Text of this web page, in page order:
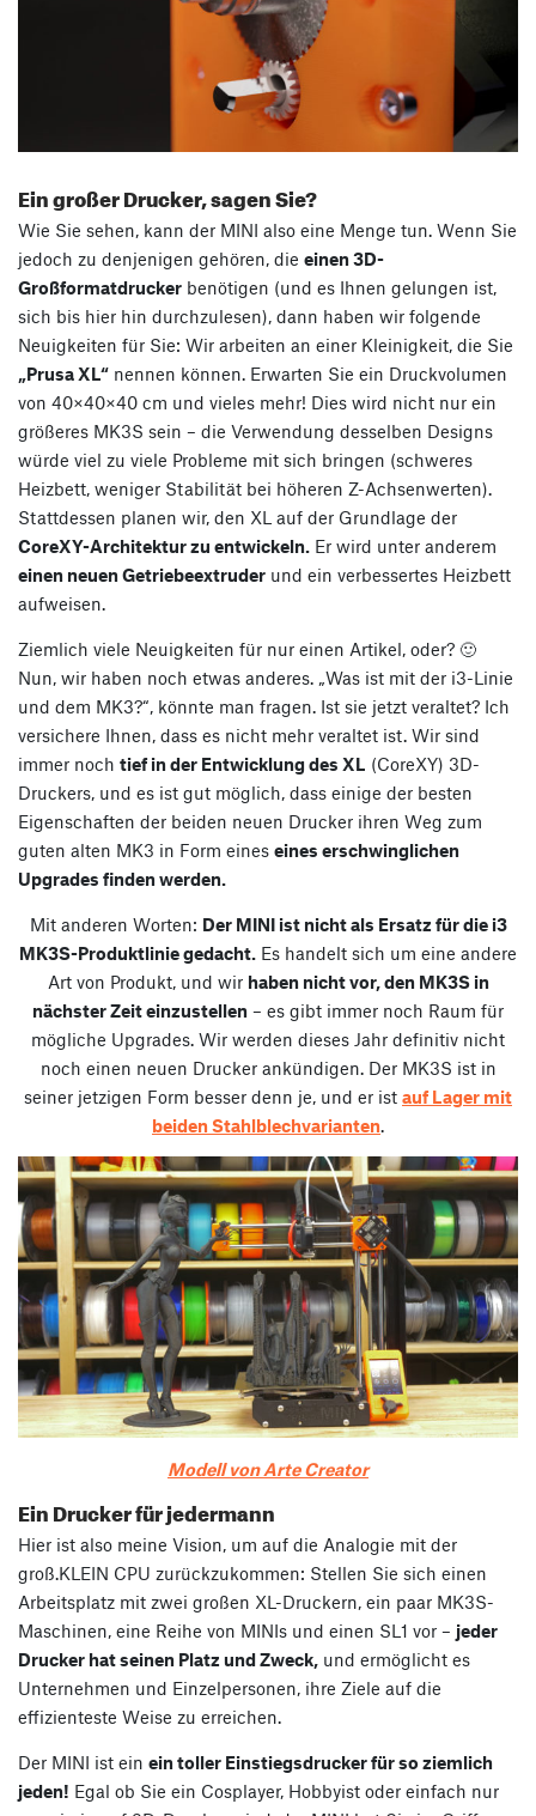
Ein großer Drucker, sagen Sie?
Wie Sie sehen, kann der MINI also eine Menge tun. Wenn Sie
jedoch zu denjenigen gehören, die einen 3D-
Großformatdrucker benötigen (und es Ihnen gelungen ist,
sich bis hier hin durchzulesen), dann haben wir folgende
Neuigkeiten für Sie: Wir arbeiten an einer Kleinigkeit, die Sie
„Prusa XL“ nennen können. Erwarten Sie ein Druckvolumen
von 40×40×40 cm und vieles mehr! Dies wird nicht nur ein
größeres MK3S sein – die Verwendung desselben Designs
würde viel zu viele Probleme mit sich bringen (schweres
Heizbett, weniger Stabilität bei höheren Z-Achsenwerten).
Stattdessen planen wir, den XL auf der Grundlage der
CoreXY-Architektur zu entwickeln. Er wird unter anderem
einen neuen Getriebeextruder und ein verbessertes Heizbett
aufweisen.
Ziemlich viele Neuigkeiten für nur einen Artikel, oder? 🙂
Nun, wir haben noch etwas anderes. „Was ist mit der i3-Linie
und dem MK3?“, könnte man fragen. Ist sie jetzt veraltet? Ich
versichere Ihnen, dass es nicht mehr veraltet ist. Wir sind
immer noch tief in der Entwicklung des XL (CoreXY) 3D-
Druckers, und es ist gut möglich, dass einige der besten
Eigenschaften der beiden neuen Drucker ihren Weg zum
guten alten MK3 in Form eines eines erschwinglichen
Upgrades finden werden.
Mit anderen Worten: Der MINI ist nicht als Ersatz für die i3
MK3S-Produktlinie gedacht. Es handelt sich um eine andere
Art von Produkt, und wir haben nicht vor, den MK3S in
nächster Zeit einzustellen – es gibt immer noch Raum für
mögliche Upgrades. Wir werden dieses Jahr definitiv nicht
noch einen neuen Drucker ankündigen. Der MK3S ist in
seiner jetzigen Form besser denn je, und er ist auf Lager mit
beiden Stahlblechvarianten
Modell von Arte Creator
Ein Drucker für jedermann
Hier ist also meine Vision, um auf die Analogie mit der
groß.KLEIN CPU zurückzukommen: Stellen Sie sich einen
Arbeitsplatz mit zwei großen XL-Druckern, ein paar MK3S-
Maschinen, eine Reihe von MINIs und einen SL1 vor – jeder
Drucker hat seinen Platz und Zweck, und ermöglicht es
Unternehmen und Einzelpersonen, ihre Ziele auf die
effizienteste Weise zu erreichen.
Der MINI ist ein ein toller Einstiegsdrucker für so ziemlich
jeden! Egal ob Sie ein Cosplayer, Hobbyist oder einfach nur